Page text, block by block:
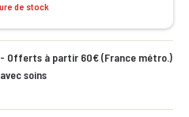
de stock
- Offerts à partir 60€ (France métro.)
soins